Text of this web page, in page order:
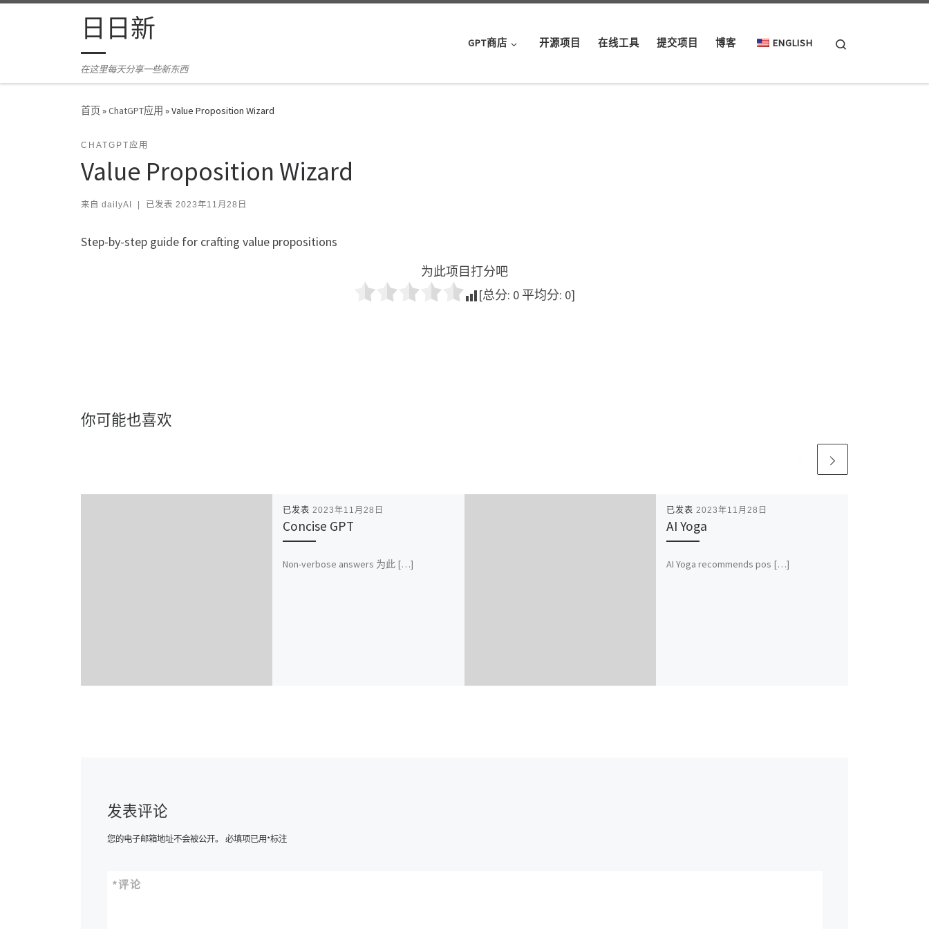
Skip to content日日新
在这里每天分享一些新东西
GPT商店 开源项目 在线工具 提交项目 博客 ENGLISH
首页»ChatGPT应用 »Value Proposition Wizard
CHATGPT应用
Value Proposition Wizard
来自 dailyAI 已发表 2023年11月28日
Step-by-step guide for crafting value propositions
为此项目打分吧
[总分: 0 平均分: 0]
你可能也喜欢
已发表 2023年11月28日
Concise GPT
Non-verbose answers 为此 […]
已发表 2023年11月28日
AI Yoga
AI Yoga recommends pos […]
发表评论
您的电子邮箱地址不会被公开。 必填项已用*标注
评论
*